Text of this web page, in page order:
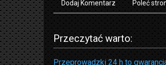
Dodaj Komentarz Poleć
Przeczytać warto:
Przeprowadzki 24 h to